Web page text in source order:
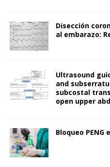
Disección
al embarazo:
Ultrasound
and
subcostal
open upper
Bloqueo